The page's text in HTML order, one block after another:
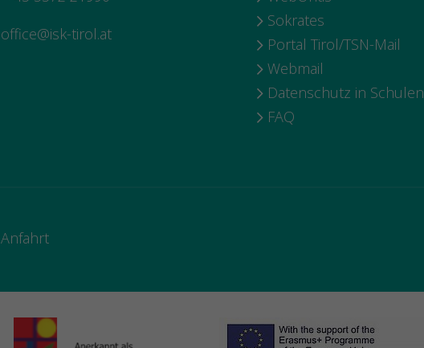
office@isk-tirol.at
Sokrates
Portal Tirol/TSN-Mail
Webmail
Datenschutz in Schulen
FAQ
Anfahrt